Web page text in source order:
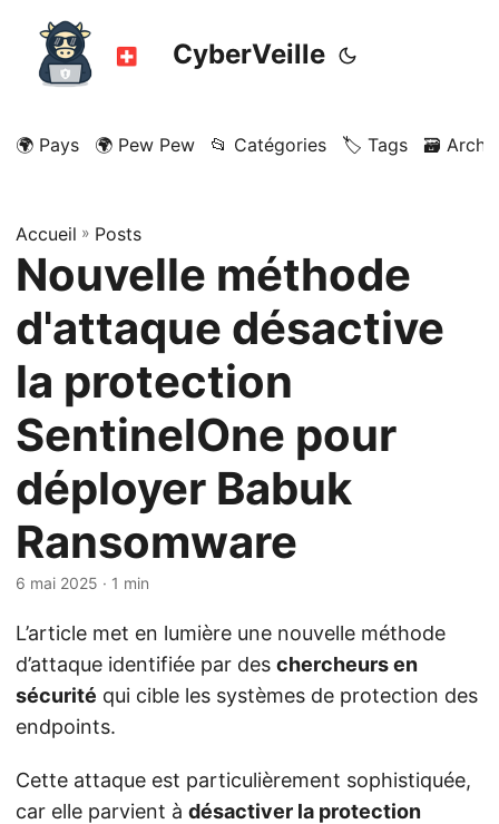
CyberVeille
🌍 Pays 🌍 Pew Pew 📂 Catégories 🏷️ Tags 🗃️
Accueil » Posts
Nouvelle méthode
d'attaque désactive
la protection
SentinelOne pour
déployer Babuk
Ransomware
6 mai 2025 · 1 min
L’article met en lumière une nouvelle méthode
d’attaque identifiée par des chercheurs en
sécurité qui cible les systèmes de protection des
endpoints.
Cette attaque est particulièrement sophistiquée,
car elle parvient à désactiver la protection